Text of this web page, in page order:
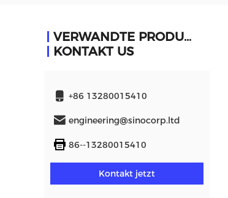
VERWANDTE PRODUKTE
KONTAKT US
+86 13280015410
engineering@sinocorp.ltd
86--13280015410
Kontakt jetzt